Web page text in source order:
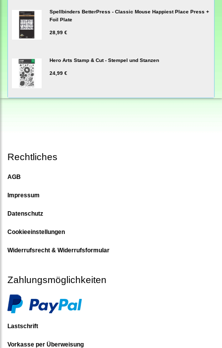
Spellbinders BetterPress - Classic Mouse Happiest Place Press +
Foil Plate
28,99 €
Hero Arts Stamp & Cut - Stempel und Stanzen
24,99 €
Rechtliches
AGB
Impressum
Datenschutz
Cookieeinstellungen
Widerrufsrecht & Widerrufsformular
Zahlungsmöglichkeiten
Lastschrift
Vorkasse per Überweisung